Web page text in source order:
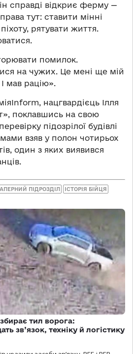
справді відкриє ферму —
тут: ставити мінні
рятувати життя.
помилок.
на чужих. Це мені ще мій
мав рацію».
нацгвардієць Ілля
поклавшись на свою
підозрілої будівлі
взяв у полон чотирьох
один з яких виявився
ПІДРОЗДІЛ ІСТОРІЯ БІЙЦЯ
тил ворога:
зв’язок, техніку й логістику